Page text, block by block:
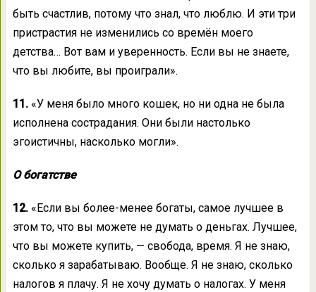
быть счастлив, потому что знал, что люблю. И эти три
пристрастия не изменились со времён моего
детства… Вот вам и уверенность. Если вы не знаете,
что вы любите, вы проиграли».
11.«У меня было много кошек, но ни одна не была
исполнена сострадания. Они были настолько
эгоистичны, насколько могли».
О богатстве
12.«Если вы более-менее богаты, самое лучшее в
этом то, что вы можете не думать о деньгах. Лучшее,
что вы можете купить, — свобода, время. Я не знаю,
сколько я зарабатываю. Вообще. Я не знаю, сколько
налогов я плачу. Я не хочу думать о налогах. У меня